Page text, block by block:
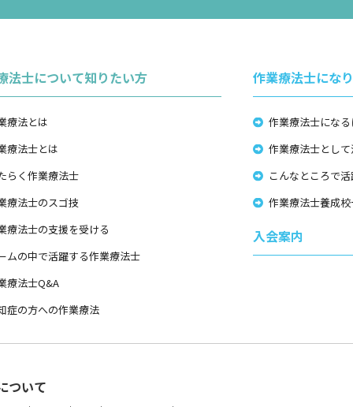
法士について知りたい方
療法とは
療法士とは
らく作業療法士
療法士のスゴ技
療法士の支援を受ける
ムの中で活躍する作業療法士
療法士Q&A
症の方への作業療法
作業療法士にな
作業療法士にな
作業療法士とし
こんなところで
作業療法士養成
入会案内
ついて